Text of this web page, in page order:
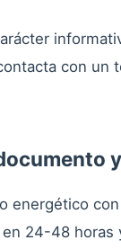
con un
energético
24-48 horas